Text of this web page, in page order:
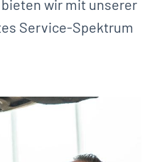
wir mit unserer
Service-Spektrum